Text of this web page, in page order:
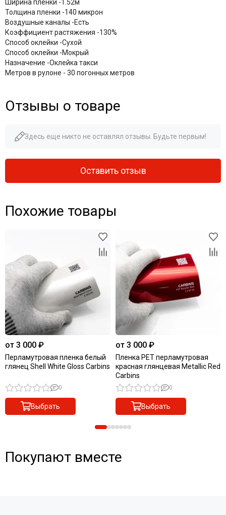
Ширина пленки -1.52м
Толщина пленки -140 микрон
Воздушные каналы -Есть
Коэффициент растяжения -130%
Способ оклейки -Сухой
Способ оклейки -Мокрый
Назначение -Оклейка такси
Метров в рулоне - 30 погонных метров
Отзывы о товаре
Здесь еще никто не оставлял отзывы. Будьте первым!
Оставить отзыв
Похожие товары
от 3 000 ₽
Перламутровая пленка белый
глянец Shell White Gloss Carbins
0
Выбрать
от 3 000 ₽
Пленка PET перламутровая
красная глянцевая Metallic Red
Carbins
0
Выбрать
Покупают вместе